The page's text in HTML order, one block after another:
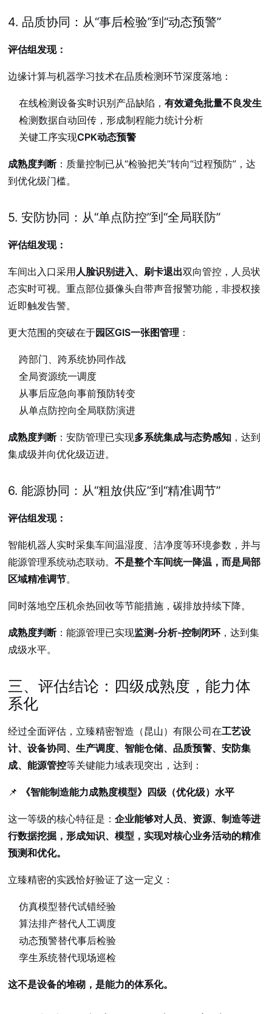
4. 品质协同：从“事后检验”到“动态预警”
评估组发现：
边缘计算与机器学习技术在品质检测环节深度落地：
在线检测设备实时识别产品缺陷，有效避免批量不良发生
检测数据自动回传，形成制程能力统计分析
关键工序实现CPK动态预警
成熟度判断：质量控制已从“检验把关”转向“过程预防”，达
到优化级门槛。
5. 安防协同：从“单点防控”到“全局联防”
评估组发现：
车间出入口采用人脸识别进入、刷卡退出双向管控，人员状
态实时可视。重点部位摄像头自带声音报警功能，非授权接
近即触发告警。
更大范围的突破在于园区GIS一张图管理 ：
跨部门、跨系统协同作战
全局资源统一调度
从事后应急向事前预防转变
从单点防控向全局联防演进
成熟度判断：安防管理已实现多系统集成与态势感知 ，达到
集成级并向优化级迈进。
6. 能源协同：从“粗放供应”到“精准调节”
评估组发现：
智能机器人实时采集车间温湿度、洁净度等环境参数，并与
能源管理系统动态联动。不是整个车间统一降温，而是局部
区域精准调节。
同时落地空压机余热回收等节能措施，碳排放持续下降。
成熟度判断：能源管理已实现监测-分析-控制闭环，达到集
成级水平。
三、评估结论：四级成熟度，能力体
系化
经过全面评估，立臻精密智造（昆山）有限公司在工艺设
计、设备协同、生产调度、智能仓储、品质预警、安防集
成、能源管控等关键能力域表现突出，达到：
📌 《智能制造能力成熟度模型》四级（优化级）水平
这一等级的核心特征是：企业能够对人员、资源、制造等进
行数据挖掘，形成知识、模型，实现对核心业务活动的精准
预测和优化。
立臻精密的实践恰好验证了这一定义：
仿真模型替代试错经验
算法排产替代人工调度
动态预警替代事后检验
孪生系统替代现场巡检
这不是设备的堆砌，是能力的体系化。